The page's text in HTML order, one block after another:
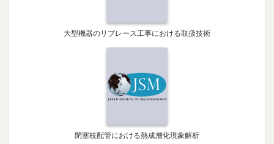
大型機器のリプレース工事における取扱技術
閉塞枝配管における熱成層化現象解析